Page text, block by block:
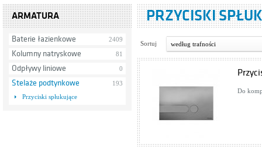
ARMATURA
Baterie łazienkowe 2409
Kolumny natryskowe 81
Odpływy liniowe 0
Stelaże podtynkowe
193
Przyciski spłukujące
PRZYCISKI
Sortuj według trafności
Do